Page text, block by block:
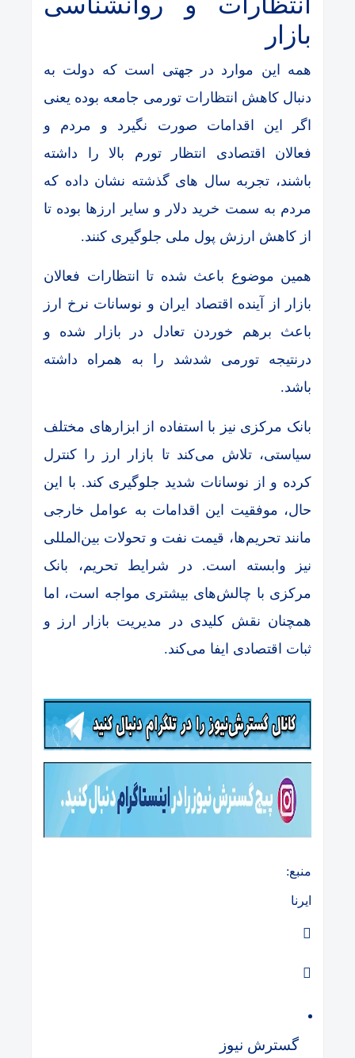
بازار
همه این موارد در جهتی است که دولت به
دنبال کاهش انتظارات تورمی جامعه بوده یعنی
اگر این اقدامات صورت نگیرد و مردم و
فعالان اقتصادی انتظار تورم بالا را داشته
باشند، تجربه سال های گذشته نشان داده که
مردم به سمت خرید دلار و سایر ارزها بوده تا
از کاهش ارزش پول ملی جلوگیری کنند.
همین موضوع باعث شده تا انتظارات فعالان
بازار از آینده اقتصاد ایران و نوسانات نرخ ارز
باعث برهم خوردن تعادل در بازار شده و
درنتیجه تورمی شدشد را به همراه داشته
باشد.
بانک مرکزی نیز با استفاده از ابزارهای مختلف
سیاستی، تلاش می‌کند تا بازار ارز را کنترل
کرده و از نوسانات شدید جلوگیری کند. با این
حال، موفقیت این اقدامات به عوامل خارجی
مانند تحریم‌ها، قیمت نفت و تحولات بین‌المللی
نیز وابسته است. در شرایط تحریم، بانک
مرکزی با چالش‌های بیشتری مواجه است، اما
همچنان نقش کلیدی در مدیریت بازار ارز و
ثبات اقتصادی ایفا می‌کند.
منبع:
ایرنا
گسترش نیوز